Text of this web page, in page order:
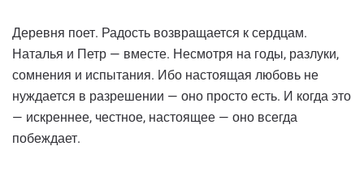
Деревня поет. Радость возвращается к сердцам.
Наталья и Петр — вместе. Несмотря на годы, разлуки,
сомнения и испытания. Ибо настоящая любовь не
нуждается в разрешении — оно просто есть. И когда это
— искреннее, честное, настоящее — оно всегда
побеждает.